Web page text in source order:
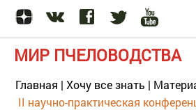
МИР ПЧЕЛОВОДСТВА
Главная | Хочу все знать |
II научно-практическая